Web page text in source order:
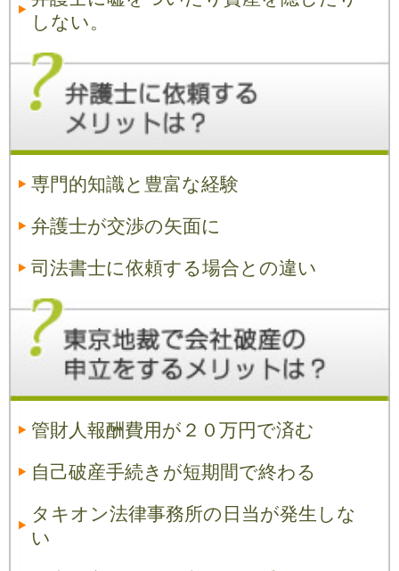
しない。
専門的知識と豊富な経験
弁護士が交渉の矢面に
司法書士に依頼する場合との違い
管財人報酬費用が２０万円で済む
自己破産手続きが短期間で終わる
タキオン法律事務所の日当が発生しな
い